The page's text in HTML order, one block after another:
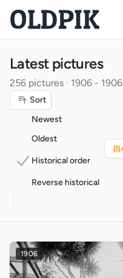
Latest pictures
256 pictures · 1906 - 1906
Sort
Newest
Oldest
Historical order
Reverse historical
1906